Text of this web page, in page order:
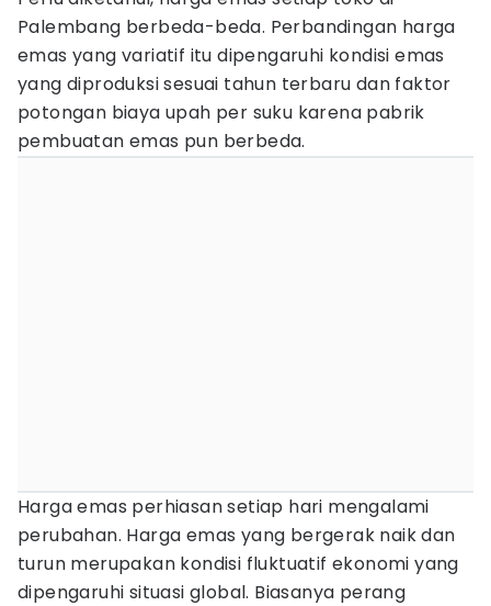
Palembang berbeda-beda. Perbandingan harga
emas yang variatif itu dipengaruhi kondisi emas
yang diproduksi sesuai tahun terbaru dan faktor
potongan biaya upah per suku karena pabrik
pembuatan emas pun berbeda.
Harga emas perhiasan setiap hari mengalami
perubahan. Harga emas yang bergerak naik dan
turun merupakan kondisi fluktuatif ekonomi yang
dipengaruhi situasi global. Biasanya perang